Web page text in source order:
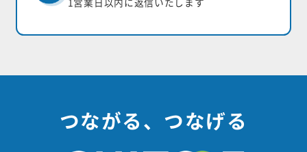
つながる、つなげる